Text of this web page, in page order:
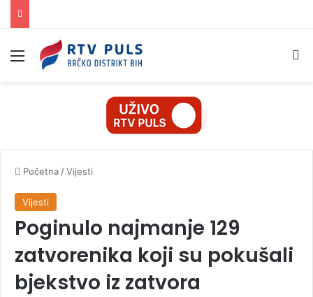
Izbornik
Početna /Vijesti
Vijesti
Poginulo najmanje 129
zatvorenika koji su pokušali
bjekstvo iz zatvora